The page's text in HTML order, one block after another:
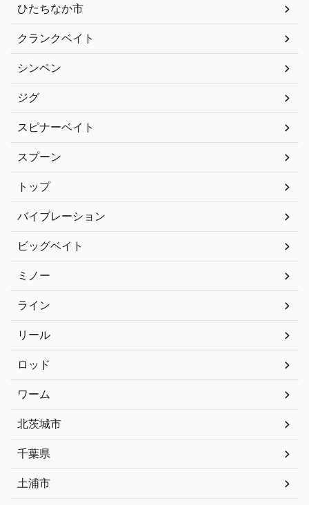
ひたちなか市
クランクベイト
シンペン
ジグ
スピナーベイト
スプーン
トップ
バイブレーション
ビッグベイト
ミノー
ライン
リール
ロッド
ワーム
北茨城市
千葉県
土浦市